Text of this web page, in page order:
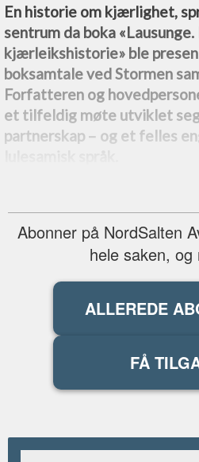
En historie om kjærlighet,
sentrum da boka
kjærleikshistorie» ble
boksamtale ved Stormen
Forfatteren og
et tilfeldig møte utviklet
partnerskap –⁠ og et felles
Abonner på NordSalten
hele saken, og
ALLEREDE
FÅ